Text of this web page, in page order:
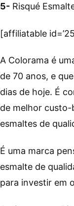
5- Risqué
[affiliatable
A Colorama é
de 70 anos, e
dias de hoje. É
de melhor
esmaltes de
É uma marca
esmalte de
para investir em